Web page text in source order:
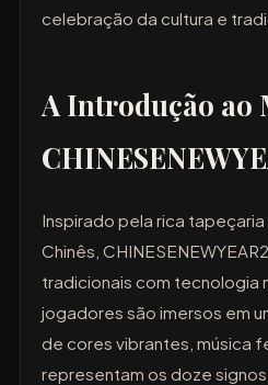
celebração da cultura e
A Introdução ao
Inspirado pela rica
Chinês,
tradicionais com tecnologia
jogadores são imersos em
de cores vibrantes, música
representam os doze